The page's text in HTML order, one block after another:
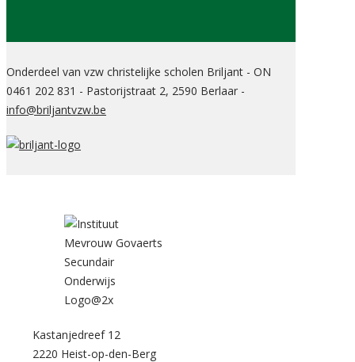
Onderdeel van vzw christelijke scholen Briljant - ON
0461 202 831 - Pastorijstraat 2, 2590 Berlaar -
info@briljantvzw.be
Kastanjedreef 12
2220 Heist-op-den-Berg